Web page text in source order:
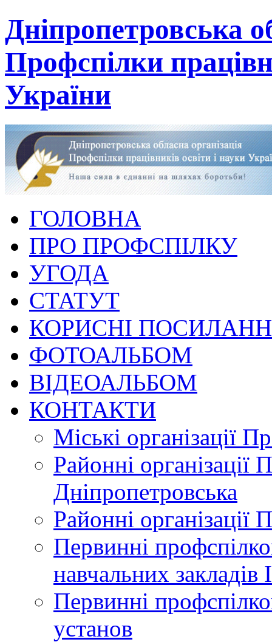
Дніпропетровська
Профспілки
України
ГОЛОВНА
ПРО ПРОФСПІЛКУ
УГОДА
СТАТУТ
КОРИСНІ
ФОТОАЛЬБОМ
ВІДЕОАЛЬБОМ
КОНТАКТИ
Міські організації
Районні організації
Дніпропетровська
Районні організації
Первинні
навчальних закладів
Первинні
установ